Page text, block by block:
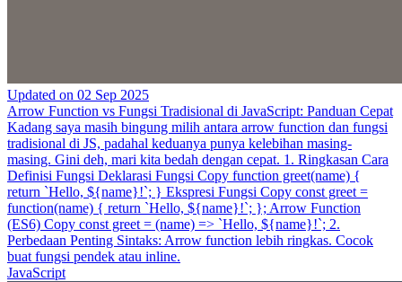
Updated on 02 Sep 2025
Arrow Function vs Fungsi Tradisional di JavaScript: Panduan Cepat
Kadang saya masih bingung milih antara arrow function dan fungsi
tradisional di JS, padahal keduanya punya kelebihan masing-
masing. Gini deh, mari kita bedah dengan cepat. 1. Ringkasan Cara
Definisi Fungsi Deklarasi Fungsi Copy function greet(name) {
return `Hello, ${name}!`; } Ekspresi Fungsi Copy const greet =
function(name) { return `Hello, ${name}!`; }; Arrow Function
(ES6) Copy const greet = (name) => `Hello, ${name}!`; 2.
Perbedaan Penting Sintaks: Arrow function lebih ringkas. Cocok
buat fungsi pendek atau inline.
JavaScript